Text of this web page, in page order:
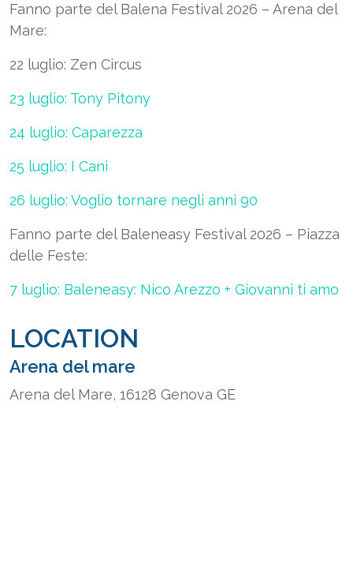
Fanno parte del Balena Festival 2026 – Arena del
Mare:
22 luglio: Zen Circus
23 luglio: Tony Pitony
24 luglio: Caparezza
25 luglio: I Cani
26 luglio: Voglio tornare negli anni 90
Fanno parte del Baleneasy Festival 2026 – Piazza
delle Feste:
7 luglio: Baleneasy: Nico Arezzo + Giovanni ti amo
LOCATION
Arena del mare
Arena del Mare, 16128 Genova GE